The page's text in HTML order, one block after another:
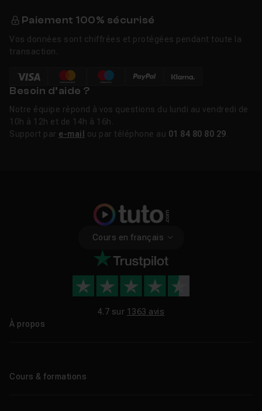
Paiement 100% sécurisé
Vos données sont chiffrées et protégées pendant toute la
transaction.
Besoin d’aide ?
Notre équipe répond à vos questions du lundi au vendredi de
10h à 12h et de 14h à 16h.
Support par e-mail ou par téléphone au 01 84 80 80 29
Cours en français
4.7 sur 1363 avis
À propos
Cours & formations